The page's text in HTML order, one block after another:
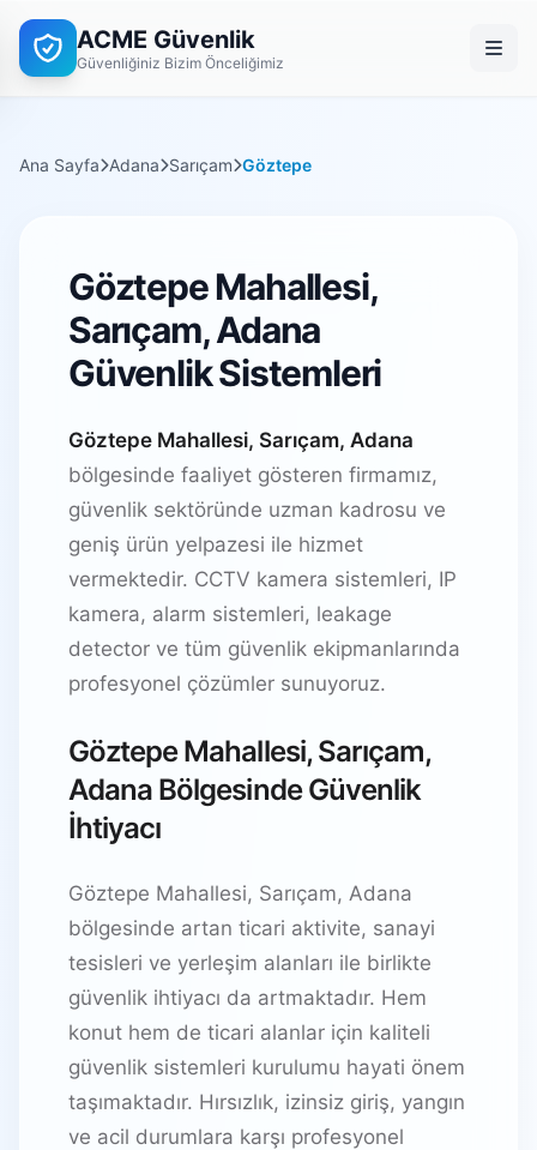
ACME Güvenlik
Güvenliğiniz Bizim Önceliğimiz
Ana Sayfa Adana Sarıçam Göztepe
Göztepe Mahallesi,
Sarıçam, Adana
Güvenlik Sistemleri
Göztepe Mahallesi, Sarıçam, Adana
bölgesinde faaliyet gösteren firmamız,
güvenlik sektöründe uzman kadrosu ve
geniş ürün yelpazesi ile hizmet
vermektedir. CCTV kamera sistemleri, IP
kamera, alarm sistemleri, leakage
detector ve tüm güvenlik ekipmanlarında
profesyonel çözümler sunuyoruz.
Göztepe Mahallesi, Sarıçam,
Adana Bölgesinde Güvenlik
İhtiyacı
Göztepe Mahallesi, Sarıçam, Adana
bölgesinde artan ticari aktivite, sanayi
tesisleri ve yerleşim alanları ile birlikte
güvenlik ihtiyacı da artmaktadır. Hem
konut hem de ticari alanlar için kaliteli
güvenlik sistemleri kurulumu hayati önem
taşımaktadır. Hırsızlık, izinsiz giriş, yangın
ve acil durumlara karşı profesyonel